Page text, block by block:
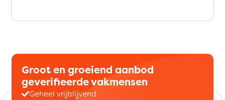
Groot en groeiend aanbod
geverifieerde vakmensen
Geheel vrijblijvend